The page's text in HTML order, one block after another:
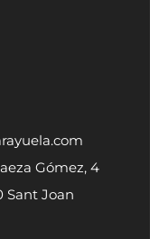
Gómez, 4
Sant Joan